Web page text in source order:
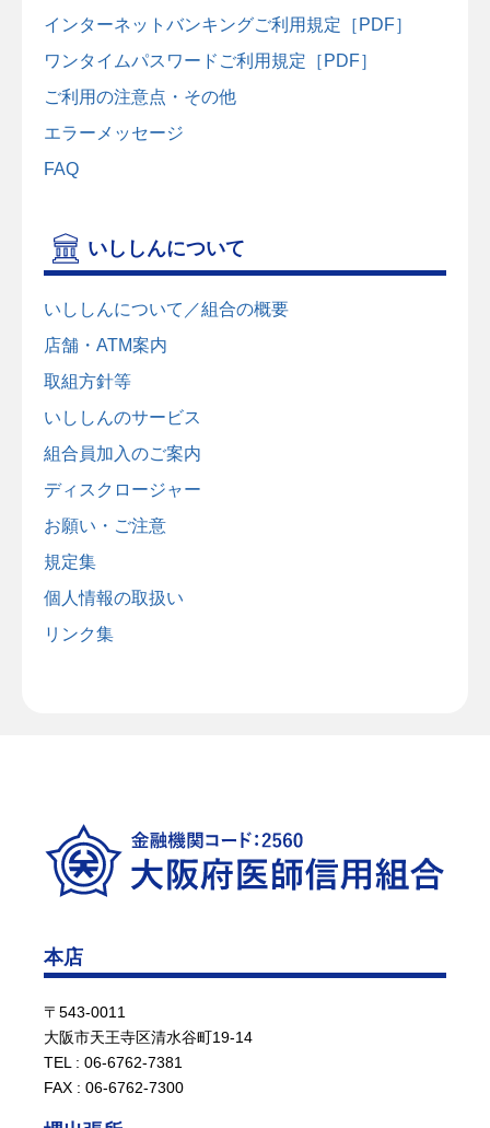
インターネットバンキングご利用規定［PDF］
ワンタイムパスワードご利用規定［PDF］
ご利用の注意点・その他
エラーメッセージ
FAQ
いししんについて
いししんについて／組合の概要
店舗・ATM案内
取組方針等
いししんのサービス
組合員加入のご案内
ディスクロージャー
お願い・ご注意
規定集
個人情報の取扱い
リンク集
本店
〒543-0011
大阪市天王寺区清水谷町19-14
TEL : 06-6762-7381
FAX : 06-6762-7300